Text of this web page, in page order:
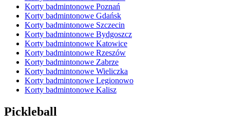
Korty badmintonowe Poznań
Korty badmintonowe Gdańsk
Korty badmintonowe Szczecin
Korty badmintonowe Bydgoszcz
Korty badmintonowe Katowice
Korty badmintonowe Rzeszów
Korty badmintonowe Zabrze
Korty badmintonowe Wieliczka
Korty badmintonowe Legionowo
Korty badmintonowe Kalisz
Pickleball